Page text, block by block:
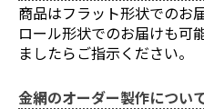
商品はフラット形状でのお
ロール形状でのお届けも可
ましたらご指示ください。
金網のオーダー製作につい